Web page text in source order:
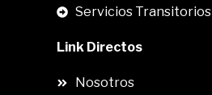
Servicios Transitorios
Link Directos
Nosotros